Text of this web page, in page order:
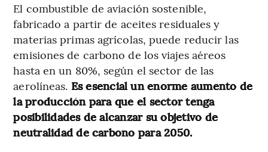
El combustible de aviación sostenible,
fabricado a partir de aceites residuales y
materias primas agrícolas, puede reducir las
emisiones de carbono de los viajes aéreos
hasta en un 80%, según el sector de las
aerolíneas. Es esencial un enorme aumento de
la producción para que el sector tenga
posibilidades de alcanzar su objetivo de
neutralidad de carbono para 2050.